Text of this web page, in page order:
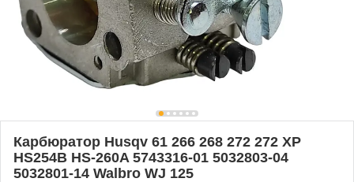
Карбюратор Husqv 61 266 268 272 272 ХР
HS254B HS-260A 5743316-01 5032803-04
5032801-14 Walbro WJ 125